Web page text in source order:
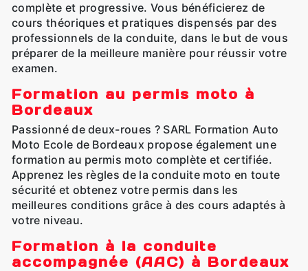
complète et progressive. Vous bénéficierez de
cours théoriques et pratiques dispensés par des
professionnels de la conduite, dans le but de vous
préparer de la meilleure manière pour réussir votre
examen.
Formation au permis moto à
Bordeaux
Passionné de deux-roues ? SARL Formation Auto
Moto Ecole de Bordeaux propose également une
formation au permis moto complète et certifiée.
Apprenez les règles de la conduite moto en toute
sécurité et obtenez votre permis dans les
meilleures conditions grâce à des cours adaptés à
votre niveau.
Formation à la conduite
accompagnée (AAC) à Bordeaux